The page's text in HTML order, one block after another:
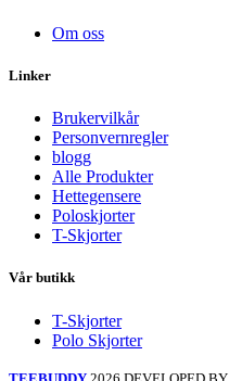
Om oss
Linker
Brukervilkår
Personvernregler
blogg
Alle Produkter
Hettegensere
Poloskjorter
T-Skjorter
Vår butikk
T-Skjorter
Polo Skjorter